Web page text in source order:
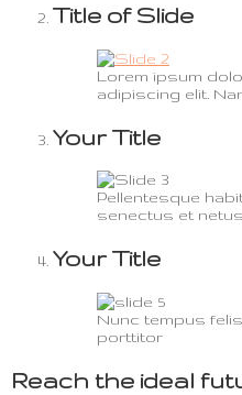
Title of Slide
Lorem ipsum
adipiscing elit.
Your Title
Pellentesque
senectus et
Your Title
Nunc tempus
porttitor
Reach the ideal